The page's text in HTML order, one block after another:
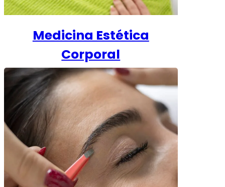
Medicina Estética
Corporal